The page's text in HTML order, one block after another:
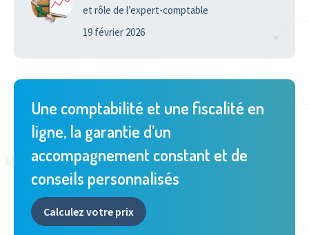
et rôle de l’expert-comptable
19 février 2026
Une comptabilité et une fiscalité en
ligne, la garantie d’un
accompagnement constant et de
conseils personnalisés
Calculez votre prix